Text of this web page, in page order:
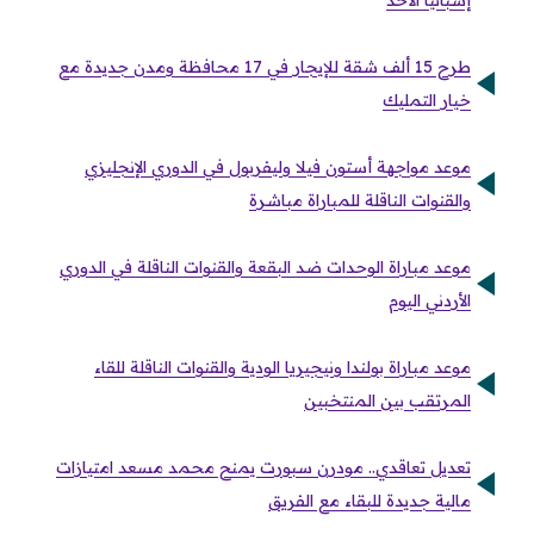
طرح 15 ألف شقة للإيجار في 17 محافظة ومدن جديدة مع
خيار التمليك
موعد مواجهة أستون فيلا وليفربول في الدوري الإنجليزي
والقنوات الناقلة للمباراة مباشرة
موعد مباراة الوحدات ضد البقعة والقنوات الناقلة في الدوري
الأردني اليوم
موعد مباراة بولندا ونيجيريا الودية والقنوات الناقلة للقاء
المرتقب بين المنتخبين
تعديل تعاقدي.. مودرن سبورت يمنح محمد مسعد امتيازات
مالية جديدة للبقاء مع الفريق